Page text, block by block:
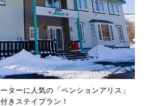
ターに人気の「ペンションアリス」
きステイプラン！